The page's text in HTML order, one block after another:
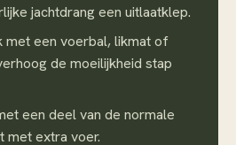
jachtdrang een uitlaatklep.
met een voerbal, likmat of
de moeilijkheid stap
een deel van de normale
met extra voer.